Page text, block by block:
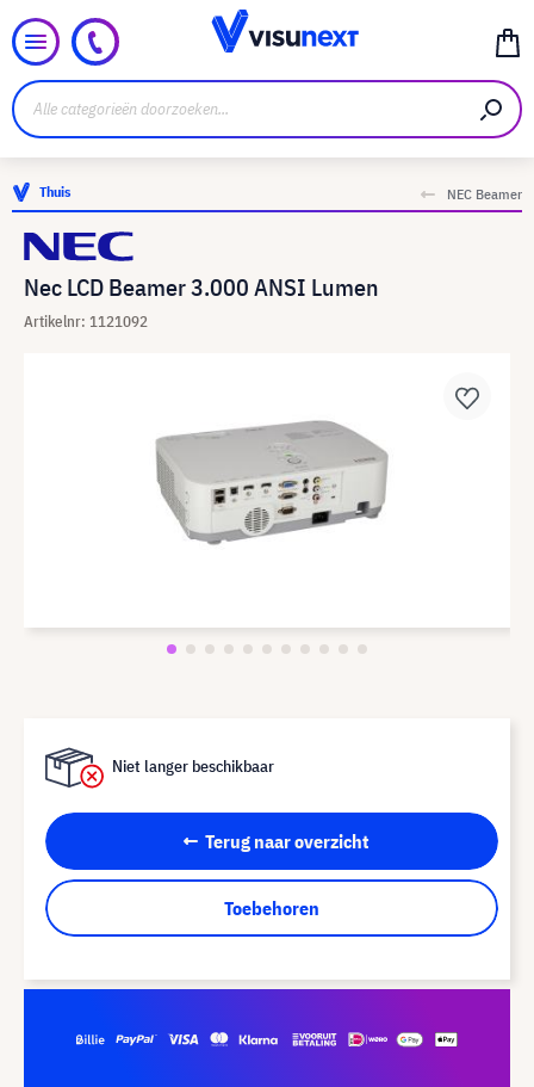
Thuis NEC Beamer
Nec LCD Beamer 3.000 ANSI Lumen
Artikelnr: 1121092
Niet langer beschikbaar
Terug naar overzicht
Toebehoren